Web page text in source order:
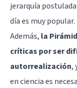
jerarquía
día es muy popular.
Además, la
críticas por ser
autorrealización,
en ciencia es